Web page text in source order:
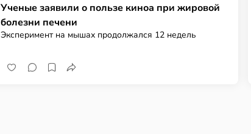
Ученые заявили о пользе киноа при жировой
болезни печени
Эксперимент на мышах продолжался 12 недель